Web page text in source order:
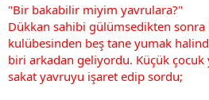
"Bir bakabilir miyim yavrulara?"
Dükkan sahibi gülümsedikten sonra
kulübesinden beş tane yumak
biri arkadan geliyordu. Küçük
sakat yavruyu işaret edip sordu;